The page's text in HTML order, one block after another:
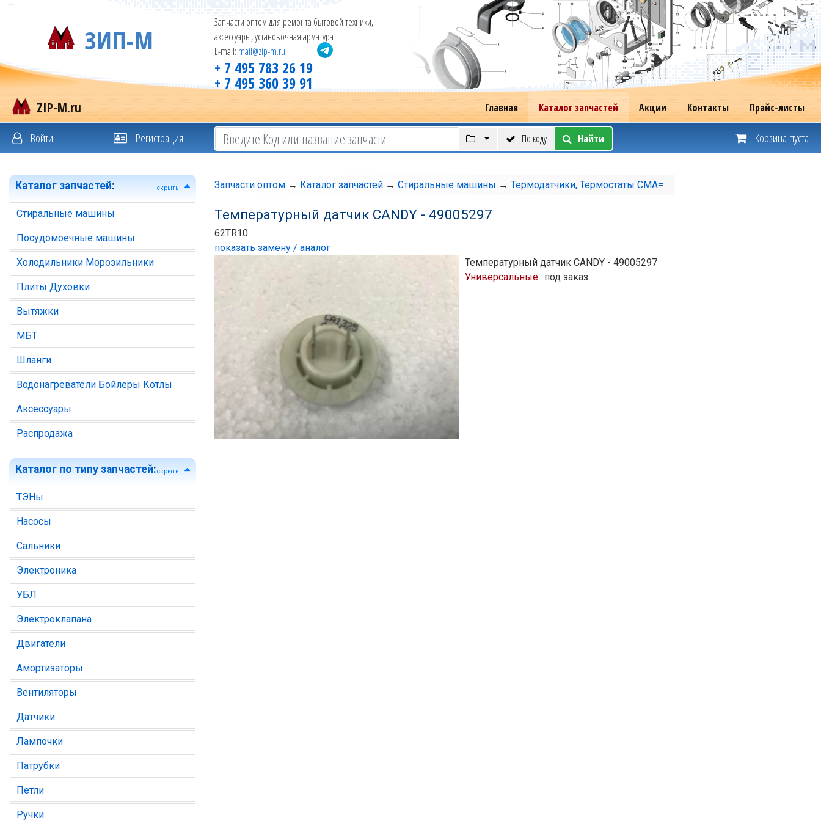
ЗИП-М
Запчасти оптом для ремонта бытовой техники,
аксессуары, установочная арматура
E-mail: mail@zip-m.ru
+ 7 495 783 26 19
+ 7 495 360 39 91
ZIP-M.ru Главная Каталог запчастей Акции Контакты Прайс-листы
Войти Регистрация По коду Найти Корзина пуста
Каталог запчастей: скрыть
Стиральные машины
Посудомоечные машины
Холодильники Морозильники
Плиты Духовки
Вытяжки
МБТ
Шланги
Водонагреватели Бойлеры Котлы
Аксессуары
Распродажа
Каталог по типу запчастей:скрыть
ТЭНы
Насосы
Сальники
Электроника
УБЛ
Электроклапана
Двигатели
Амортизаторы
Вентиляторы
Датчики
Лампочки
Патрубки
Петли
Ручки
Запчасти оптом → Каталог запчастей → Стиральные машины → Термодатчики, Термостаты СМА=
Температурный датчик CANDY - 49005297
62TR10
показать замену / аналог
Температурный датчик CANDY - 49005297
Универсальные под заказ